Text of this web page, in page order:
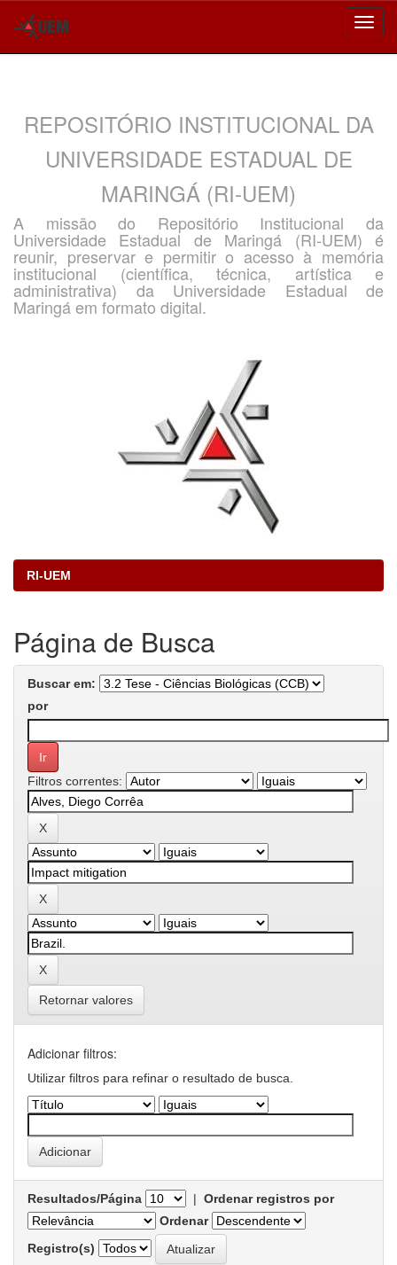
REPOSITÓRIO INSTITUCIONAL DA
UNIVERSIDADE ESTADUAL DE
MARINGÁ (RI-UEM)
A missão do Repositório Institucional da
Universidade Estadual de Maringá (RI-UEM) é
reunir, preservar e permitir o acesso à memória
institucional (científica, técnica, artística e
administrativa) da Universidade Estadual de
Maringá em formato digital.
RI-UEM
Página de Busca
Buscar em:
por
Filtros correntes:
Retornar valores
Adicionar filtros:
Utilizar filtros para refinar o resultado de busca.
Resultados/Página | Ordenar registros por
Ordenar
Registro(s)